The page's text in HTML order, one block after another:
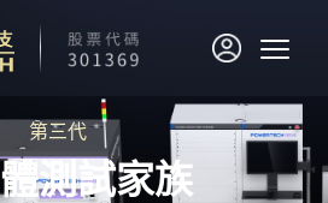
第三代
測試家族